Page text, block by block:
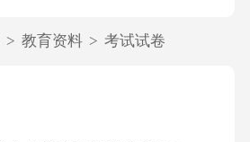
> 教育资料 > 考试试卷